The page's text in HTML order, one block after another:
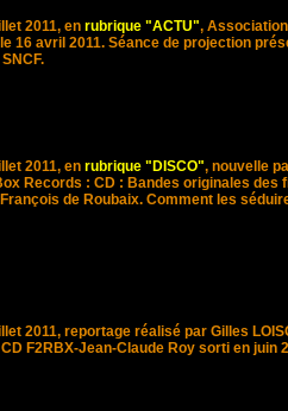
2011, en rubrique "ACTU",
le 16 avril 2011. Séance de projection
2011, en rubrique "DISCO", nouvelle
Records : CD : Bandes originales des
de Roubaix. Comment les
2011, reportage réalisé par Gilles
F2RBX-Jean-Claude Roy sorti en juin